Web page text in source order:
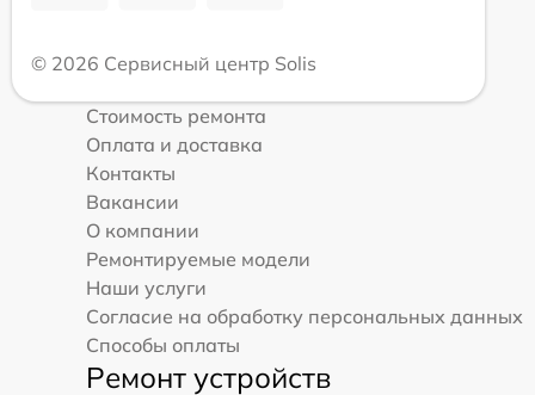
© 2026 Сервисный центр Solis
Стоимость ремонта
Оплата и доставка
Контакты
Вакансии
О компании
Ремонтируемые модели
Наши услуги
Согласие на обработку персональных данных
Способы оплаты
Ремонт устройств